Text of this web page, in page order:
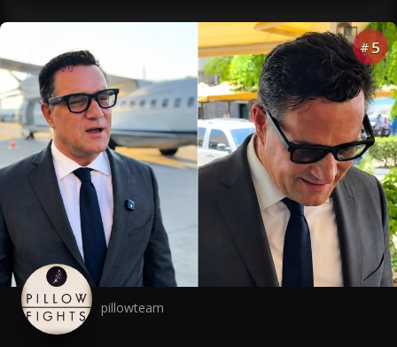
# 5
pillowteam